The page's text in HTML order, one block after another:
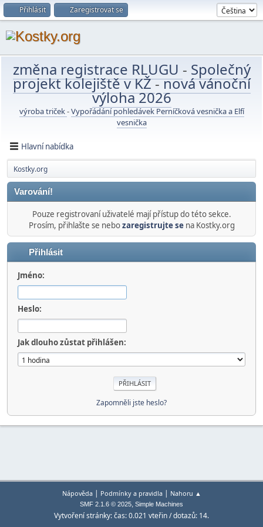
Přihlásit Zaregistrovat se
změna registrace RLUGU - Společný
projekt kolejiště v KŽ-nová vánoční
výloha 2026
výroba triček-Vypořádání pohledávek Perníčková vesnička a Elfí
vesnička
Hlavní nabídka
Kostky.org
Varování!
Pouze registrovaní uživatelé mají přístup do této sekce.
Prosím, přihlašte se nebozaregistrujte sena Kostky.org
Přihlásit
Jméno:
Heslo:
Jak dlouho zůstat přihlášen:
Zapomněli jste heslo?
Nápověda| Podmínky a pravidla| Nahoru ▲
SMF 2.1.6 © 2025, Simple Machines
Vytvoření stránky: čas: 0.021 vteřin / dotazů: 14.